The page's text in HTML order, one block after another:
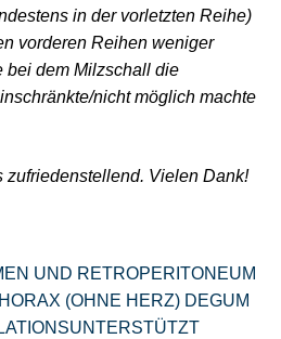
in der vorletzten Reihe)
vorderen Reihen weniger
bei dem Milzschall die
nicht möglich machte
zufriedenstellend. Vielen Dank!
UND RETROPERITONEUM
(OHNE HERZ) DEGUM